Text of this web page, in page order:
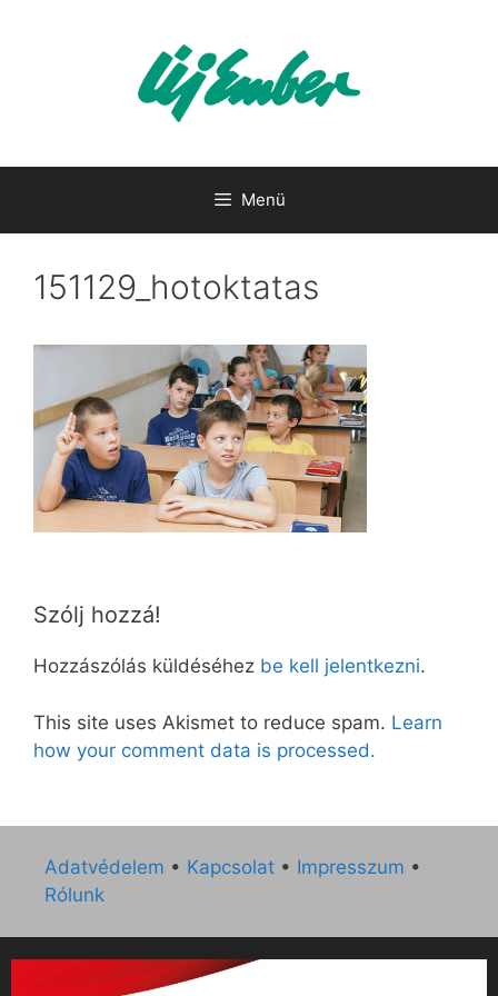
Menü
151129_hotoktatas
Szólj hozzá!
Hozzászólás küldéséhez be kell jelentkezni.
This site uses Akismet to reduce spam. Learn
how your comment data is processed.
Adatvédelem • Kapcsolat • Impresszum •
Rólunk